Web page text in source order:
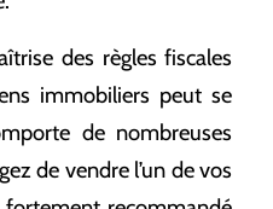
des règles fiscales
immobiliers peut se
de nombreuses
de vendre l’un de vos